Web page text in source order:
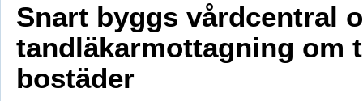
Snart byggs vårdcentral
tandläkarmottagning om
bostäder